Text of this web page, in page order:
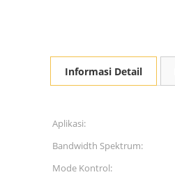
Informasi Detail
Aplikasi:
Bandwidth Spektrum:
Mode Kontrol: